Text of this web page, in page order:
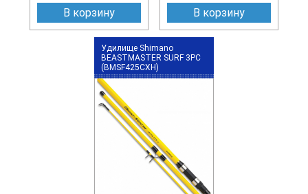
В корзину
В корзину
Удилище Shimano
BEASTMASTER SURF 3PC
(BMSF425CXH)